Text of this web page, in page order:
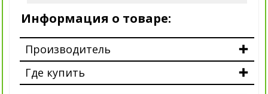
Информация о товаре:
Производитель
Где купить